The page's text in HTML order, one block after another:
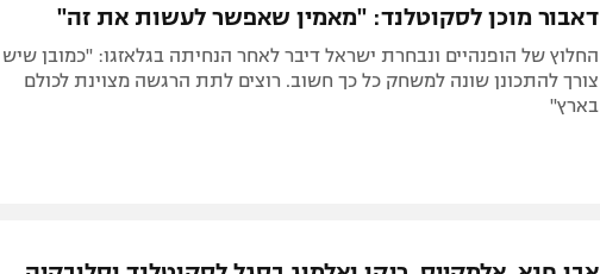
דאבור מוכן לסקוטלנד: "מאמין שאפשר לעשות את זה"
החלוץ של הופנהיים ונבחרת ישראל דיבר לאחר הנחיתה בגלאזגו: "כמובן שיש
צורך להתכונן שונה למשחק כל כך חשוב. רוצים לתת הרגשה מצוינת לכולם
בארץ"